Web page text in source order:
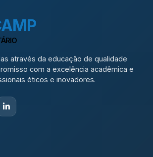
através da educação de qualidade
com a excelência acadêmica e
éticos e inovadores.